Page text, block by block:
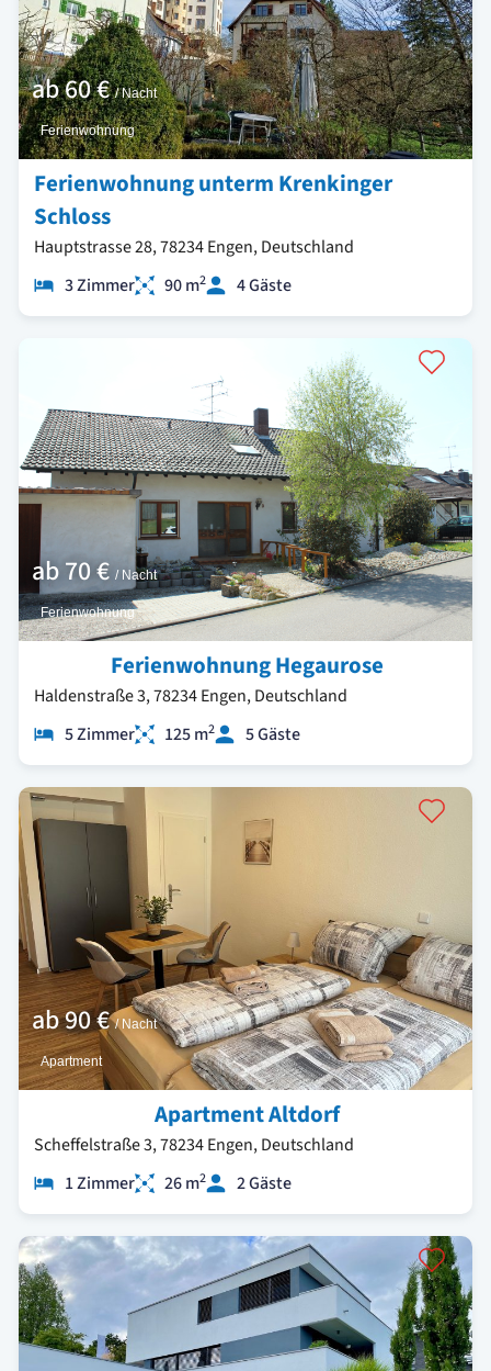
ab60 € / Nacht
Ferienwohnung
Ferienwohnung unterm Krenkinger
Schloss
Hauptstrasse 28, 78234 Engen, Deutschland
3 Zimmer
90 m2 4 Gäste
ab70 € / Nacht
Ferienwohnung
Ferienwohnung Hegaurose
Haldenstraße 3, 78234 Engen, Deutschland
5 Zimmer
125 m2 5 Gäste
ab90 € / Nacht
Apartment
Apartment Altdorf
Scheffelstraße 3, 78234 Engen, Deutschland
1 Zimmer
26 m2 2 Gäste